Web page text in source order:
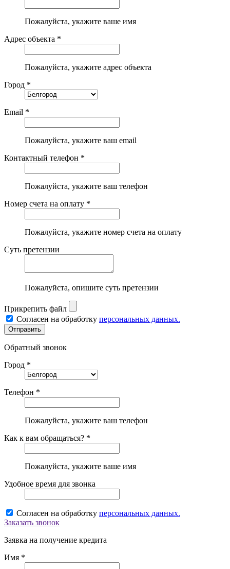
Пожалуйста, укажите ваше имя
Адрес объекта *
Пожалуйста, укажите адрес объекта
Город *
Email *
Пожалуйста, укажите ваш email
Контактный телефон *
Пожалуйста, укажите ваш телефон
Номер счета на оплату *
Пожалуйста, укажите номер счета на оплату
Суть претензии
Пожалуйста, опишите суть претензии
Прикрепить файл
Согласен на обработку персональных данных.
Обратный звонок
Город *
Телефон *
Пожалуйста, укажите ваш телефон
Как к вам обращаться? *
Пожалуйста, укажите ваше имя
Удобное время для звонка
Согласен на обработку персональных данных.
Заказать звонок
Заявка на получение кредита
Имя *